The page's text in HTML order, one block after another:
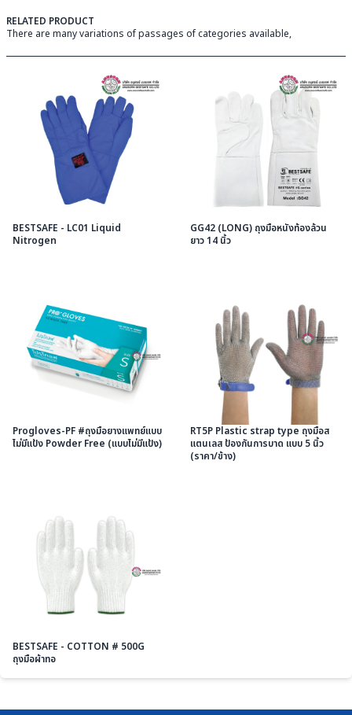
RELATED PRODUCT
There are many variations of passages of categories available,
BESTSAFE - LC01 Liquid
Nitrogen
GG42 (LONG) ถุงมือหนังท้องล้วน
ยาว 14 นิ้ว
Progloves-PF #ถุงมือยางแพทย์แบบ
ไม่มีแป้ง Powder Free (แบบไม่มีแป้ง)
RT5P Plastic strap type ถุงมือส
แตนเลส ป้องกันการบาด แบบ 5 นิ้ว
(ราคา/ข้าง)
BESTSAFE - COTTON # 500G
ถุงมือผ้าทอ